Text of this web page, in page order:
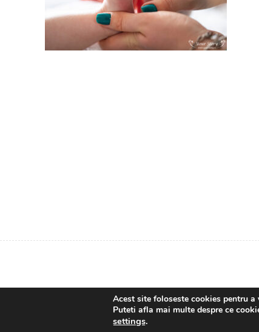
Acest site foloseste cookies pentru
Puteti afla mai multe despre ce
settings.